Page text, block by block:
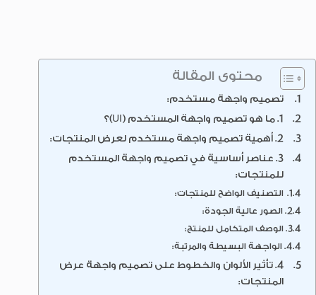
محتوى المقالة
تصميم واجهة مستخدم:
1. ما هو تصميم واجهة المستخدم (UI)؟
2. أهمية تصميم واجهة مستخدم لعرض المنتجات:
3. عناصر أساسية في تصميم واجهة المستخدم
للمنتجات:
التصنيف الواضح للمنتجات:
الصور عالية الجودة:
الوصف المتكامل للمنتج:
الواجهة البسيطة والمرتبة:
4. تأثير الألوان والخطوط على تصميم واجهة عرض
المنتجات: